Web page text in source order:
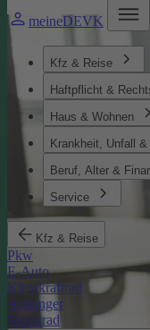
meineDEVK
Kfz & Reise
Haftpflicht &
Haus & Wohnen
Krankheit, Unfall
Beruf, Alter &
Service
Kfz & Reise
Pkw
E-Auto
Kleinkraftrad
Anhänger
Motorrad